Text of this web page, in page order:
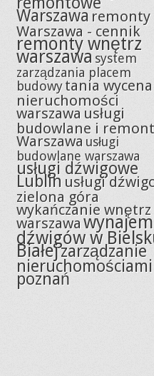
Warszawa remonty
Warszawa - cennik
remonty wnętrz
warszawasystem
zarządzania placem
budowytania wycena
nieruchomości
warszawa usługi
budowlane i
Warszawa usługi
budowlane warszawa
usługi dźwigowe
Lublin usługi
zielona góra
wykańczanie wnętrz
warszawawynajem
dźwigów w
Białejzarządzanie
nieruchomościami
poznań